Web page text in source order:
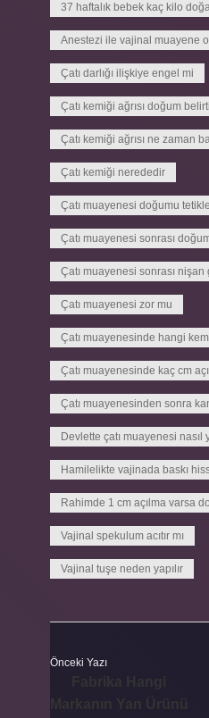
37 haftalık bebek kaç kilo
Anestezi ile vajinal muayene
Çatı darlığı ilişkiye engel mi
Çatı kemiği ağrısı doğum
Çatı kemiği ağrısı ne zaman
Çatı kemiği nerededir
Çatı muayenesi doğumu
Çatı muayenesi sonrası
Çatı muayenesi sonrası nişan
Çatı muayenesi zor mu
Çatı muayenesinde hangi
Çatı muayenesinde kaç cm
Çatı muayenesinden sonra
Devlette çatı muayenesi nasıl
Hamilelikte vajinada baskı
Rahimde 1 cm açılma varsa
Vajinal spekulum acıtır mı
Vajinal tuşe neden yapılır
Önceki Yazı